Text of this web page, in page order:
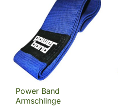
Power Band
Armschlinge